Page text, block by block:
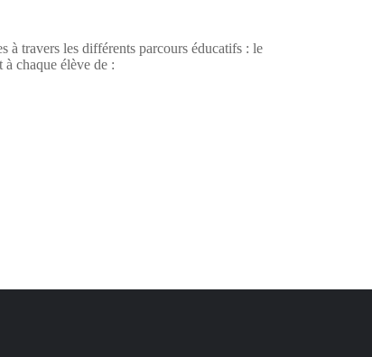
à travers les différents parcours éducatifs : le
chaque élève de :